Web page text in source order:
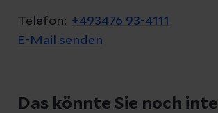
PMR
Jacobson)
Wirbelsäulengymnastik
Rückenschule
Telefon: +493476 93-4111
E-Mail senden
Das könnte Sie noch